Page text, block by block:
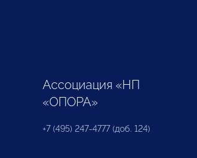
Ассоциация «НП
«ОПОРА»
+7 (495) 247-4777 (доб. 124)